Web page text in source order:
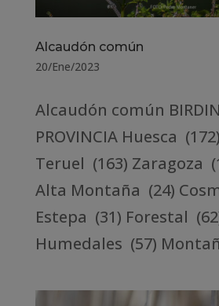
Alcaudón común
20/Ene/2023
Alcaudón común
PROVINCIA Huesca (172)
Teruel (163) Zaragoza
Alta Montaña (24)
Estepa (31) Forestal
Humedales (57)